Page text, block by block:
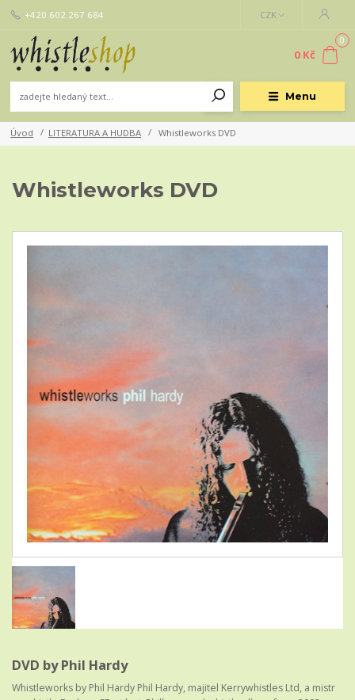
Menu
CZK
+420 602 267 684
0
0 Kč
Úvod LITERATURA A HUDBA Whistleworks DVD
Whistleworks DVD
DVD by Phil Hardy
Whistleworks by Phil Hardy Phil Hardy, majitel Kerrywhistles Ltd, a mistr